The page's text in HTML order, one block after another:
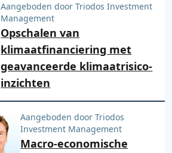
Opschalen van
klimaatfinanciering met
geavanceerde klimaatrisico-
inzichten
Aangeboden door Triodos Investment
Management
Macro-economische
Aangeboden door Triodos
Investment Management